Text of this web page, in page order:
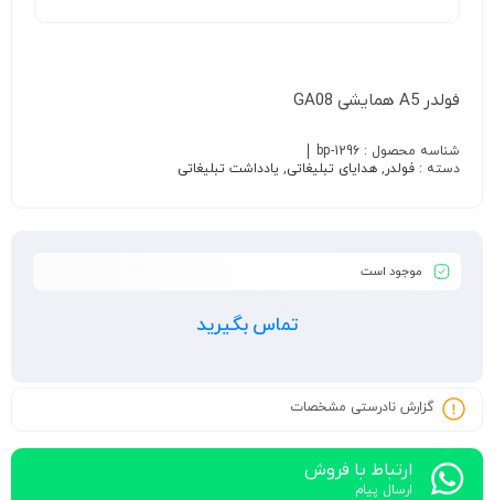
فولدر A5 همایشی GA08
شناسه محصول : bp-1296
دسته : فولدر, هدایای تبلیغاتی, یادداشت تبلیغاتی
موجود است
تماس بگیرید
گزارش نادرستی مشخصات
ارتباط با فروش
ارسال پیام